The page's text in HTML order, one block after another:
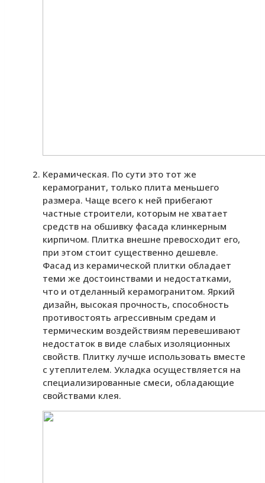
Керамическая. По сути это тот же
керамогранит, только плита меньшего
размера. Чаще всего к ней прибегают
частные строители, которым не хватает
средств на обшивку фасада клинкерным
кирпичом. Плитка внешне превосходит его,
при этом стоит существенно дешевле.
Фасад из керамической плитки обладает
теми же достоинствами и недостатками,
что и отделанный керамогранитом. Яркий
дизайн, высокая прочность, способность
противостоять агрессивным средам и
термическим воздействиям перевешивают
недостаток в виде слабых изоляционных
свойств. Плитку лучше использовать вместе
с утеплителем. Укладка осуществляется на
специализированные смеси, обладающие
свойствами клея.